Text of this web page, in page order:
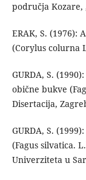
područja Kozare,
ERAK, S. (1976):
(Corylus colurna
GURDA, S.
obične bukve
Disertacija,
GURDA, S.
(Fagus silvatica.
Univerziteta u